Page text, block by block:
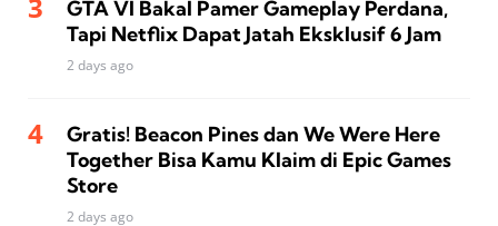
GTA VI Bakal Pamer Gameplay Perdana,
Tapi Netflix Dapat Jatah Eksklusif 6 Jam
2 days ago
Gratis! Beacon Pines dan We Were Here
Together Bisa Kamu Klaim di Epic Games
Store
2 days ago